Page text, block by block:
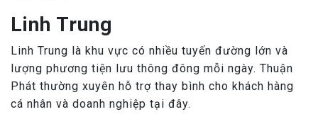
Linh Trung
Linh Trung là khu vực có nhiều tuyến đường lớn và
lượng phương tiện lưu thông đông mỗi ngày. Thuận
Phát thường xuyên hỗ trợ thay bình cho khách hàng
cá nhân và doanh nghiệp tại đây.